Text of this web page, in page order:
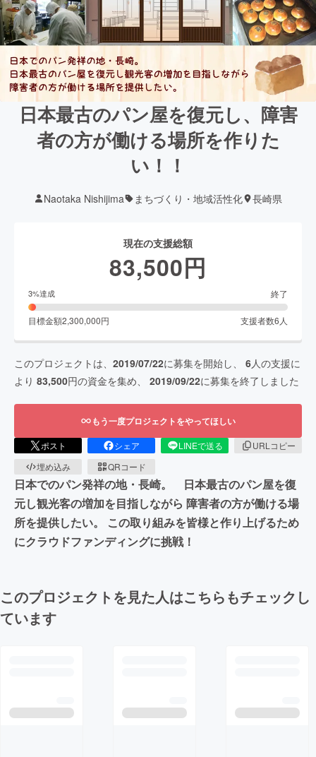
日本最古のパン屋を復元し、障害
者の方が働ける場所を作りた
い！！
Naotaka Nishijima まちづくり・地域活性化 長崎県
現在の支援総額
83,500円
3%達成 終了
目標金額2,300,000円 支援者数6 人
このプロジェクトは、 2019/07/22に募集を開始し、 6人の支援に
より 83,500円の資金を集め、 2019/09/22に募集を終了しました
もう一度プロジェクトをやってほしい
ポスト シェア LINEで送る
URLコピー
埋め込み
QRコード
日本でのパン発祥の地・長崎。 日本最古のパン屋を復
元し観光客の増加を目指しながら 障害者の方が働ける場
所を提供したい。 この取り組みを皆様と作り上げるため
にクラウドファンディングに挑戦！
このプロジェクトを見た人はこちらもチェックし
ています